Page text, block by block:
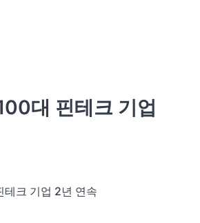
대 핀테크 기업
테크 기업 2년 연속